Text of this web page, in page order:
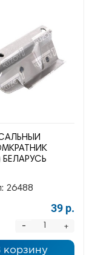
БЕЛАРУСЬ
26488
39 р.
+
-
корзину